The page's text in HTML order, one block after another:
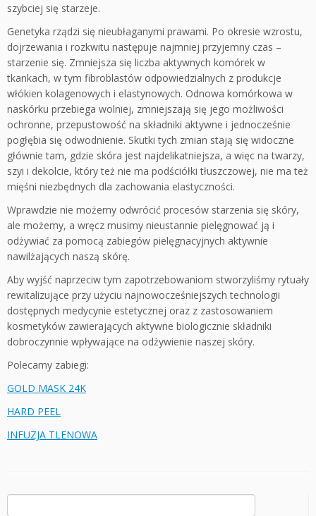
szybciej się starzeje.
Genetyka rządzi się nieubłaganymi prawami. Po okresie wzrostu,
dojrzewania i rozkwitu następuje najmniej przyjemny czas –
starzenie się. Zmniejsza się liczba aktywnych komórek w
tkankach, w tym fibroblastów odpowiedzialnych z produkcje
włókien kolagenowych i elastynowych. Odnowa komórkowa w
naskórku przebiega wolniej, zmniejszają się jego możliwości
ochronne, przepustowość na składniki aktywne i jednocześnie
pogłębia się odwodnienie. Skutki tych zmian stają się widoczne
głównie tam, gdzie skóra jest najdelikatniejsza, a więc na twarzy,
szyi i dekolcie, który też nie ma podściółki tłuszczowej, nie ma też
mięśni niezbędnych dla zachowania elastyczności.
Wprawdzie nie możemy odwrócić procesów starzenia się skóry,
ale możemy, a wręcz musimy nieustannie pielęgnować ją i
odżywiać za pomocą zabiegów pielęgnacyjnych aktywnie
nawilżających naszą skórę.
Aby wyjść naprzeciw tym zapotrzebowaniom stworzyliśmy rytuały
rewitalizujące przy użyciu najnowocześniejszych technologii
dostępnych medycynie estetycznej oraz z zastosowaniem
kosmetyków zawierających aktywne biologicznie składniki
dobroczynnie wpływające na odżywienie naszej skóry.
Polecamy zabiegi:
GOLD MASK 24K
HARD PEEL
INFUZJA TLENOWA